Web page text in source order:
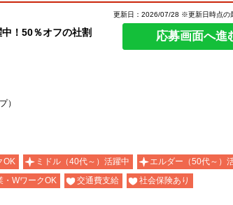
！50％オフの社割
更新日：2026/07/28 ※更新日時点の
応募画面へ進
）
OK ミドル（40代～）活躍中
エルダー（50代～）
・WワークOK 交通費支給
社会保険あり